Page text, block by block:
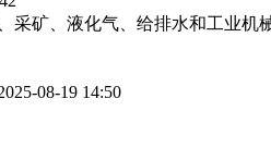
采矿、液化气、给排水和工业机
08-19 14:50